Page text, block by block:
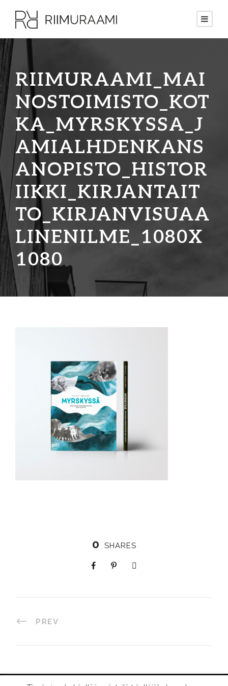
RIIMURAAMI_MAI
NOSTOIMISTO_KOT
KA_MYRSKYSSA_J
AMIALHDENKANS
ANOPISTO_HISTOR
IIKKI_KIRJANTAIT
TO_KIRJANVISUAA
LINENILME_1080X
1080
0 SHARES
PREV